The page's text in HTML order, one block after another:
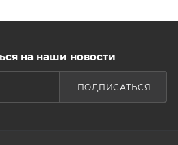
на наши новости
ПОДПИСАТЬСЯ